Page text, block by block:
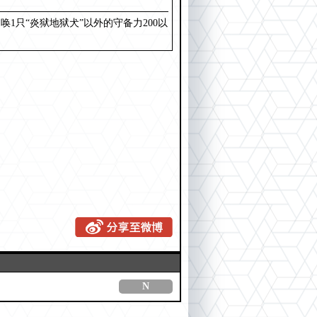
1只“炎狱地狱犬”以外的守备力200以
N